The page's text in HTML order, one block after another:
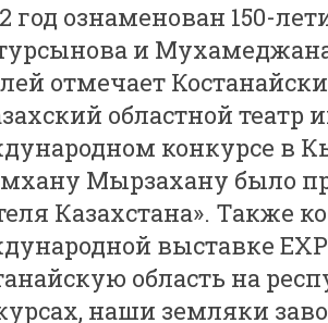
год ознаменован 150-
и
отмечает
областной
конкурсе в
Мырзахану было
Казахстана». Также
выставке
область на
наши земляки